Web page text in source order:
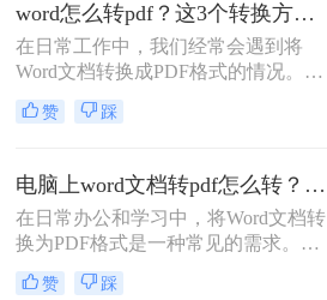
高效完成转换并提升简历的专业性。
word怎么转pdf？这3个转换方法赶紧收藏起来
在日常工作中，我们经常会遇到将
Word文档转换成PDF格式的情况。
PDF格式不仅可以保留文档的格式和
布局，还可以保证文档在不同设备上
word怎么转PDF，以及一些常见的
Word转PDF问题。
赞 踩
电脑上word文档转pdf怎么转？教你二种实用转换方法！
在日常办公和学习中，将Word文档转
换为PDF格式是一种常见的需求。
PDF格式具有跨平台、不易被篡改和
保持原样展示等优点，因此广泛应用
赞 踩